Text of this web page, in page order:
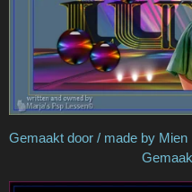
Gemaakt
Gemaakt door /